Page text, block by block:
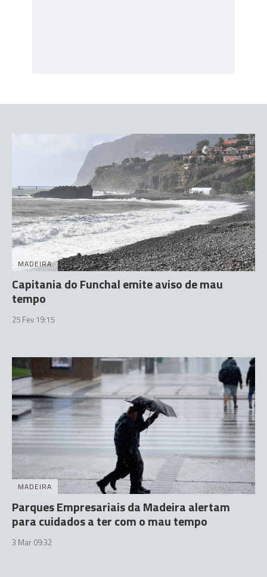
MADEIRA
Capitania do Funchal emite aviso de mau
tempo
25 Fev 19:15
MADEIRA
Parques Empresariais da Madeira alertam
para cuidados a ter com o mau tempo
3 Mar 09:32